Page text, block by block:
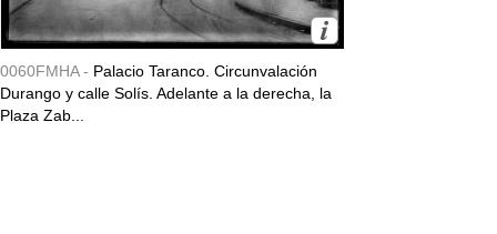
0060FMHA - Palacio Taranco. Circunvalación
Durango y calle Solís. Adelante a la derecha, la
Plaza Zab...